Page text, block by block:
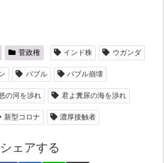
菅政権 インド株 ウガンダ
バブル バブル崩壊
の河を渉れ 君よ糞尿の海を渉れ
新型コロナ 濃厚接触者
シェアする